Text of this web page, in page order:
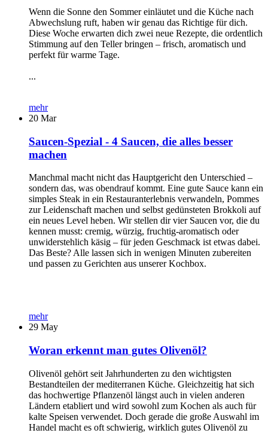
Wenn die Sonne den Sommer einläutet und die Küche nach
Abwechslung ruft, haben wir genau das Richtige für dich.
Diese Woche erwarten dich zwei neue Rezepte, die ordentlich
Stimmung auf den Teller bringen – frisch, aromatisch und
perfekt für warme Tage.
...
mehr
20 Mar
Saucen-Spezial - 4 Saucen, die alles besser
machen
Manchmal macht nicht das Hauptgericht den Unterschied –
sondern das, was obendrauf kommt. Eine gute Sauce kann ein
simples Steak in ein Restauranterlebnis verwandeln, Pommes
zur Leidenschaft machen und selbst gedünsteten Brokkoli auf
ein neues Level heben. Wir stellen dir vier Saucen vor, die du
kennen musst: cremig, würzig, fruchtig-aromatisch oder
unwiderstehlich käsig – für jeden Geschmack ist etwas dabei.
Das Beste? Alle lassen sich in wenigen Minuten zubereiten
und passen zu Gerichten aus unserer Kochbox.
mehr
29 May
Woran erkennt man gutes Olivenöl?
Olivenöl gehört seit Jahrhunderten zu den wichtigsten
Bestandteilen der mediterranen Küche. Gleichzeitig hat sich
das hochwertige Pflanzenöl längst auch in vielen anderen
Ländern etabliert und wird sowohl zum Kochen als auch für
kalte Speisen verwendet. Doch gerade die große Auswahl im
Handel macht es oft schwierig, wirklich gutes Olivenöl zu